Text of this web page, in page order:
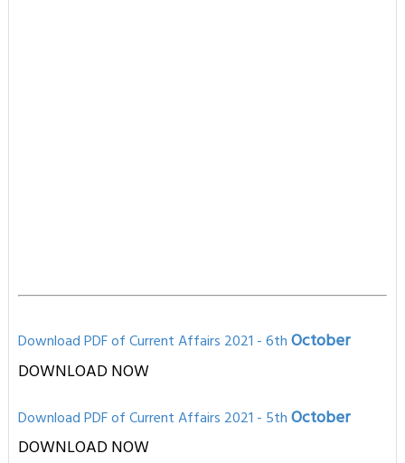
Download PDF of Current Affairs 2021 - 6thOctober
DOWNLOAD NOW
Download PDF of Current Affairs 2021 - 5thOctober
DOWNLOAD NOW